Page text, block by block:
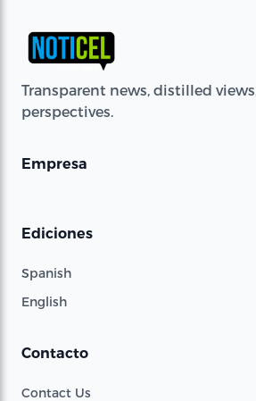
Transparent news, distilled
perspectives.
Empresa
Ediciones
Spanish
English
Contacto
Contact Us